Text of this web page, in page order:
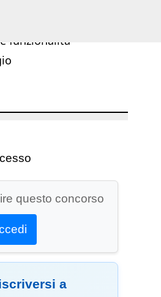
funzionalità
questo concorso
a